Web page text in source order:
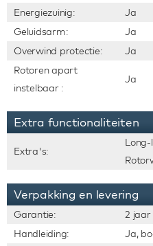
Energiezuinig:
Ja
Geluidsarm:
Ja
Overwind protectie:
Ja
Rotoren apart
instelbaar :
Ja
Extra functionaliteiten
Extra's:
Verpakking en levering
Garantie:
2 jaar
Handleiding:
Ja,